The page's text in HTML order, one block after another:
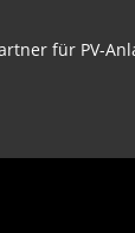
für PV-